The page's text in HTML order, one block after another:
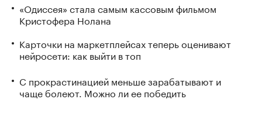
«Одиссея» стала самым кассовым фильмом
Кристофера Нолана
Карточки на маркетплейсах теперь оценивают
нейросети: как выйти в топ
С прокрастинацией меньше зарабатывают и
чаще болеют. Можно ли ее победить